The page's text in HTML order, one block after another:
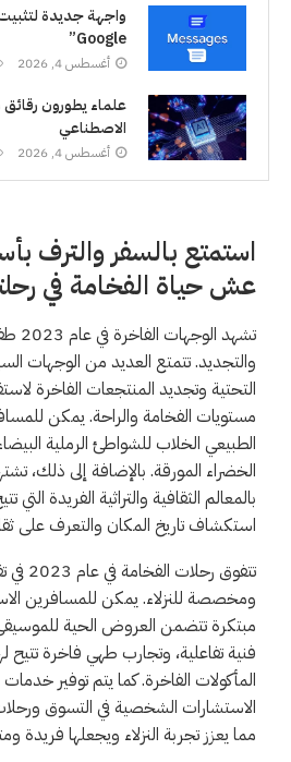
واجهة جديدة
Google”
أغسطس 4, 2026
علماء يطورون
الاصطناعي
أغسطس 4, 2026
استمتع بالسفر والترف
عش حياة الفخامة في
تشهد
والتجديد. تتمتع العديد من الوجهات
التحتية وتجديد المنتجعات الفاخرة
مستويات الفخامة والراحة. يمكن
الطبيعي الخلاب للشواطئ الرملية
الخضراء المورقة. بالإضافة إلى ذلك،
بالمعالم الثقافية والتراثية الفريدة التي
استكشاف تاريخ المكان والتعرف على
تتفوق
ومخصصة للنزلاء. يمكن للمسافرين
مبتكرة تتضمن العروض الحية
فنية تفاعلية، وتجارب طهي فاخرة
المأكولات الفاخرة. كما يتم توفير
الاستشارات الشخصية في التسوق
مما يعزز تجربة النزلاء ويجعلها فريدة